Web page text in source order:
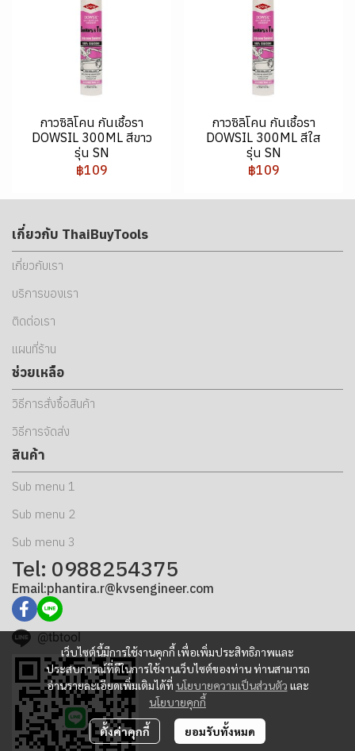
กาวซิลิโคน กันเชื้อรา
DOWSIL 300ML สีขาว
รุ่น SN
฿109
กาวซิลิโคน กันเชื้อรา
DOWSIL 300ML สีใส
รุ่น SN
฿109
เว็บไซต์นี้มีการใช้งานคุกกี้ เพื่อเพิ่มประสิทธิภาพและ
ประสบการณ์ที่ดีในการใช้งานเว็บไซต์ของท่าน ท่านสามารถ
อ่านรายละเอียดเพิ่มเติมได้ที่ นโยบายความเป็นส่วนตัว และ
นโยบายคุกกี้
ตั้งค่าคุกกี้ ยอมรับทั้งหมด
เกี่ยวกับ ThaiBuyTools
เกี่ยวกับเรา
บริการของเรา
ติดต่อเรา
แผนที่ร้าน
ช่วยเหลือ
วิธีการสั่งซื้อสินค้า
วิธีการจัดส่ง
สินค้า
Sub menu 1
Sub menu 2
Sub menu 3
Tel: 0988254375
Email:phantira.r@kvsengineer.com
@tbtool